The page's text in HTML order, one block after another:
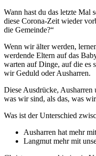
Wann hast du das letzte Mal
diese Corona-Zeit wieder
die Gemeinde?“
Wenn wir älter werden,
werdende Eltern auf das
warten auf Dinge, auf die es
wir Geduld oder Ausharren.
Diese Ausdrücke, Ausharren
was wir sind, als das, was
Was ist der Unterschied
Ausharren hat mehr
Langmut mehr mit